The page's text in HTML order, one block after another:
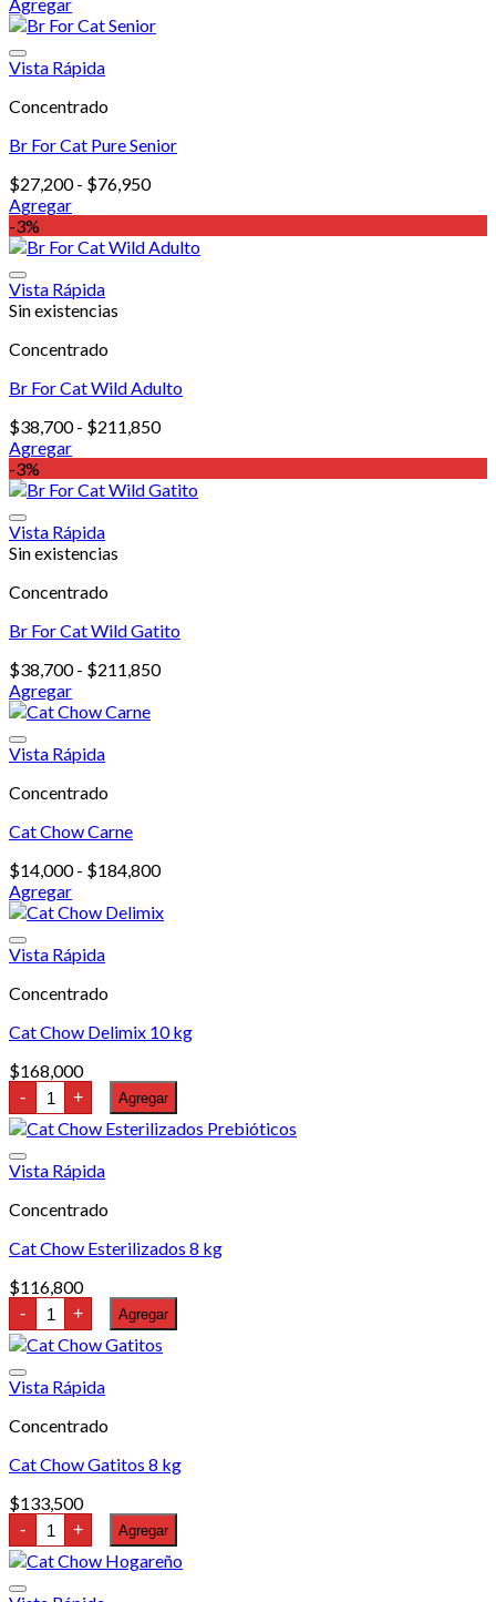
gr
GRATIS
Este
producto
tiene
variantes.
opciones
se
pueden
elegir
en
la
página
de
producto
Vista Rápida
Concentrado
Br For Cat Pure Senior
$27,200 - $76,950Rango
desde
Agregar
Este
producto
tiene
múltiples
variantes.
opciones
pueden
elegir
en
la
página
de
producto
-3%
Vista Rápida
Sin existencias
Concentrado
Br For Cat Wild Adulto
$38,700 - $211,850Rango
desde
Agregar
Este
producto
tiene
múltiples
variantes.
opciones
pueden
elegir
en
la
página
de
producto
-3%
Vista Rápida
Sin existencias
Concentrado
Br For Cat Wild Gatito
$38,700 - $211,850Rango
Agregar
Este
producto
tiene
variantes.
opciones
se
pueden
elegir
en
la
página
de
producto
Vista Rápida
Concentrado
Cat Chow Carne
$14,000 - $184,800Rango
precios:
Agregar
Este
producto
tiene
variantes.
opciones
se
pueden
elegir
en
la
página
de
producto
Vista Rápida
Concentrado
Cat Chow Delimix 10 kg
$168,000
- Cat
Chow
Delimix
10
cantidad
+ Agregar
Vista Rápida
Concentrado
Cat Chow Esterilizados 8 kg
$116,800
- Cat
Chow
Esterilizados
8
cantidad
+ Agregar
Vista Rápida
Concentrado
Cat Chow Gatitos 8 kg
$133,500
- Cat
Chow
Gatitos
8
+ Agregar